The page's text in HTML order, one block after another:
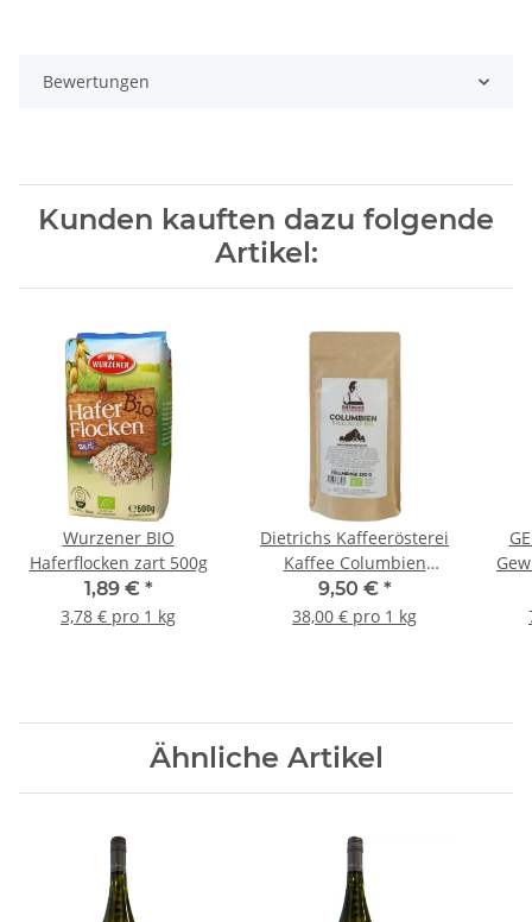
Bewertungen
Kunden kauften dazu folgende
Artikel:
Wurzener BIO
Haferflocken zart 500g
1,89 € *
3,78 € pro 1 kg
Dietrichs Kaffeerösterei
Kaffee Columbien
Excelso Bio 250g
gemahlen
9,50 € *
38,00 € pro 1 kg
Ähnliche Artikel